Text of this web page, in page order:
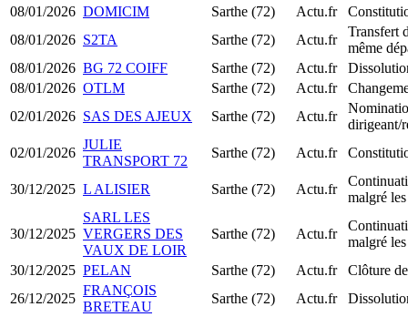
08/01/2026 DOMICIM Sarthe (72) Actu.fr
08/01/2026 S2TA Sarthe (72) Actu.fr
Transfert
même
08/01/2026 BG 72 COIFF Sarthe (72) Actu.fr
08/01/2026 OTLM Sarthe (72) Actu.fr
02/01/2026 SAS DES AJEUX Sarthe (72) Actu.fr
dirigeant/
02/01/2026
JULIE
TRANSPORT 72
Sarthe (72) Actu.fr
30/12/2025 L ALISIER Sarthe (72) Actu.fr
malgré
30/12/2025
SARL LES
VERGERS DES
VAUX DE LOIR
Sarthe (72) Actu.fr
malgré
30/12/2025 PELAN Sarthe (72) Actu.fr
Clôture
26/12/2025
FRANÇOIS
BRETEAU
Sarthe (72) Actu.fr